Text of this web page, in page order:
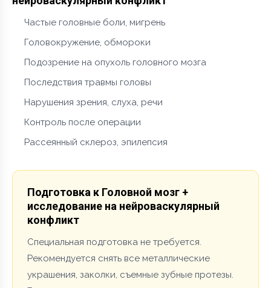
Частые головные боли, мигрень
Головокружение, обмороки
Подозрение на опухоль головного мозга
Последствия травмы головы
Нарушения зрения, слуха, речи
Контроль после операции
Рассеянный склероз, эпилепсия
Подготовка к Головной мозг +
исследование на нейроваскулярный
конфликт
Специальная подготовка не требуется.
Рекомендуется снять все металлические
украшения, заколки, съемные зубные протезы.